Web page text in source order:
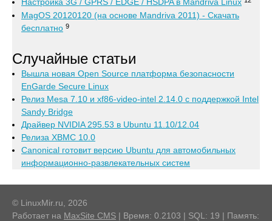
MagOS 20120120 (на основе Mandriva 2011) - Скачать
бесплатно 9
Случайные статьи
Вышла новая Open Source платформа безопасности
EnGarde Secure Linux
Релиз Mesa 7.10 и xf86-video-intel 2.14.0 с поддержкой Intel
Sandy Bridge
Драйвер NVIDIA 295.53 в Ubuntu 11.10/12.04
Релиза XBMC 10.0
Canonical готовит версию Ubuntu для автомобильных
информационно-развлекательных систем
© LinuxMir.ru, 2026
Работает на MaxSite CMS | Время: 0.2103 | SQL: 19 | Память: